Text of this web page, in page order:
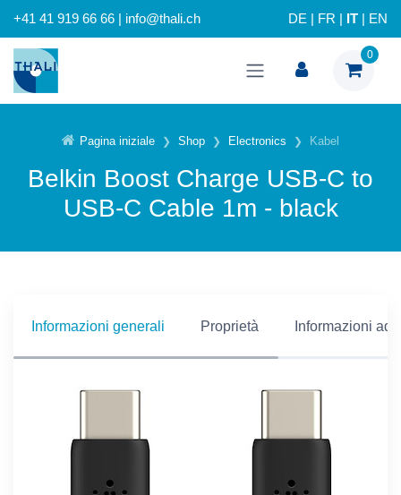
+41 41 919 66 66 | info@thali.ch DE FR IT EN
0
Pagina iniziale Shop Electronics Kabel
Belkin Boost Charge USB-C to
USB-C Cable 1m - black
Informazioni generali Proprietà Informazioni